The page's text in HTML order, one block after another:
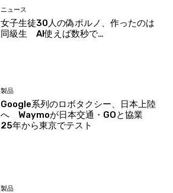
ニュース
女子生徒30人の偽ポルノ、作ったのは
同級生 AI使えば数秒で…
製品
Google系列のロボタクシー、日本上陸
へ Waymoが日本交通・GOと協業
25年から東京でテスト
製品